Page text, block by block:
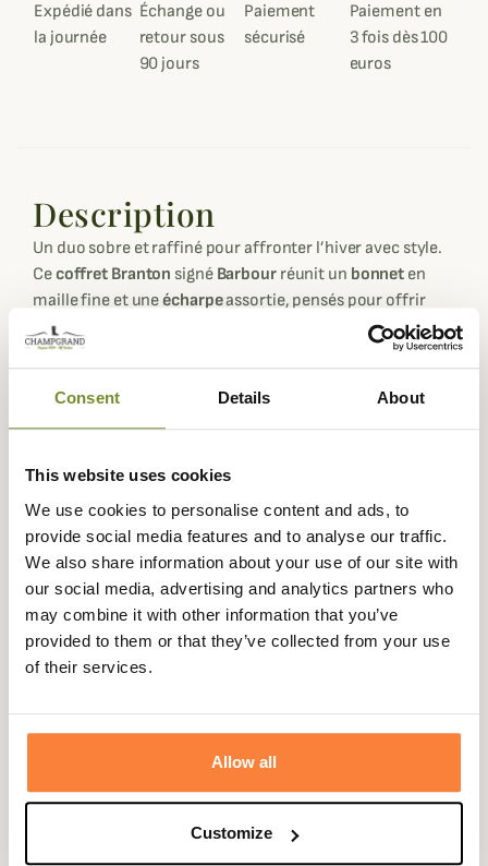
Consent Details About
This website uses cookies
We use cookies to personalise content and ads, to
provide social media features and to analyse our traffic.
We also share information about your use of our site with
our social media, advertising and analytics partners who
may combine it with other information that you’ve
provided to them or that they’ve collected from your use
of their services.
Allow all
Customize
Expédié dans
la journée
Échange ou
retour sous
90 jours
Paiement
sécurisé
Paiement en
3 fois dès 100
euros
Description
Un duo sobre et raffiné pour affronter l’hiver avec style.
Cecoffret Branton signéBarbourréunit un bonnet en
maille fine et uneécharpeassortie, pensés pour offrir
chaleur et douceur au quotidien.
Le bonnet est tricoté dans une maille plate souple qui
assure un bon maintien sans comprimer, tandis que
s’accordent facilement grâce à leur teinte neutre et
d’hiver, qu’elles soient urbaines ou plus décontractées.
Un écusson Barbourdiscret vient souligner le revers du
bonnet, gage d’authenticité et de sobriété. L’ensemble est
présenté dans un coffret prêt à offrir, parfait pour faire
plaisir ou se faire plaisir lorsque les températures
chutent.
Fiche technique
Genre Homme